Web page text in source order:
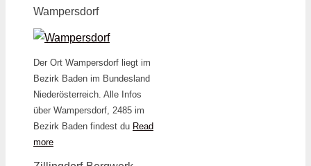
Wampersdorf
Der Ort Wampersdorf liegt im
Bezirk Baden im Bundesland
Niederösterreich. Alle Infos
über Wampersdorf, 2485 im
Bezirk Baden findest du Read
more